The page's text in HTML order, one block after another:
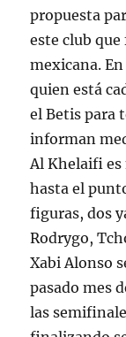
propuesta
este club
mexicana.
quien está
el Betis para
informan
Al Khelaifi
hasta el
figuras, dos
Rodrygo,
Xabi Alonso
pasado mes
las